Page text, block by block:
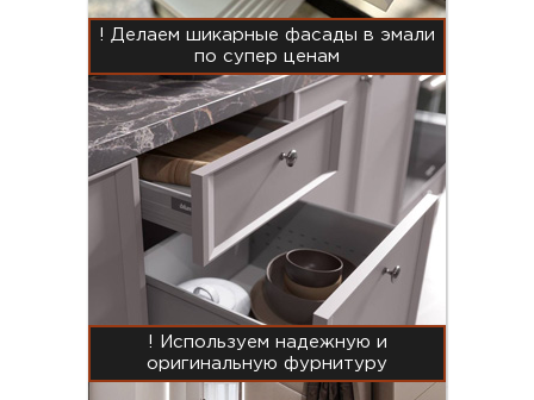
! Делаем шикарные фасады в эмали
по супер ценам
! Используем надежную и
оригинальную фурнитуру